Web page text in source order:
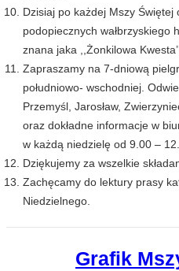
Dzisiaj po każdej Mszy
podopiecznych wałbrzyskiego
znana jaka ,,Żonkilowa
Zapraszamy na 7-dniową
południowo- wschodniej.
Przemyśl, Jarosław,
oraz dokładne informacje w
w każdą niedzielę od 9.00 –
Dziękujemy za wszelkie
Zachęcamy do lektury prasy
Niedzielnego.
Grafik